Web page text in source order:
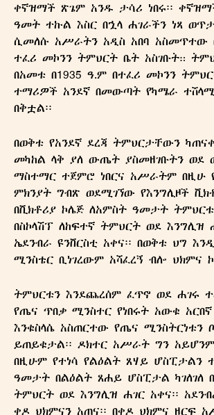
ቀኛዝማች ጽጌም አንዱ ታሳሪ ነበሩ፡፡
ዓመት ተኩል እስር በኋላ ሐገራችን ነጻ
ሲመለሱ አሥራትን አዲስ አበባ አስመጥተው
ተፈሪ መኮንን ትምህርት ቤት አስገቡት።
በአመቱ በ1935 ዓ.ም በተፈሪ መኮንን
ተማሪዎች አንደኛ በመውጣት የካሜራ
በቅቷል፡፡
በወቅቱ የአንደኛ ደረጃ ትምህርታቸውን
መካከል ላቅ ያለ ውጤት ያስመዘገቡትን ወደ
ማስተማር ተጀምሮ ነበርና አሥራትም በዚሁ
ምክንያት ግብጽ ወደሚገኘው የእንግሊዞች
በቪክቶሪያ ኮሌጅ ለአምስት ዓመታት
በስኮላሽፕ ለከፍተኛ ትምህርት ወደ እንግሊዝ
ኤደንብራ ዩንቨርስቲ አቀና፡፡ በወቅቱ ህግ
ሚንስቴር ቢነገረውም አሻፈረኝ ብሎ ህክምና
ትምህርቱን እንደጨረሰም ፈጥኖ ወደ ሐገሩ
የጤና ጥበቃ ሚንስተር የነበሩት አውቁ
እንቁስላሴ አስጠርተው የጤና ሚንስትርነቱን
ይጠይቁታል፡፡ ዶክተር አሥራት ግን
በዚሁም የተነሳ የልዕልት ጸሃይ ሆስፒታልን
ዓመታት በልዕልት ጸሐይ ሆስፒታል ካገለገለ
ትምህርት ወደ እንግሊዝ ሐገር አቀና፡፡
ቀዶ ህክምናን አጠና፡፡ በቀዶ ህክምና ዘርፍ